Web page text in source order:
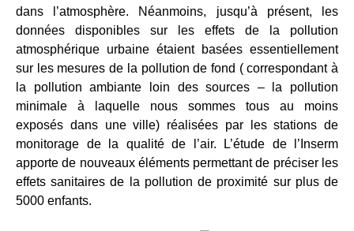
dans l’atmosphère. Néanmoins, jusqu’à présent, les
données disponibles sur les effets de la pollution
atmosphérique urbaine étaient basées essentiellement
sur les mesures de la pollution de fond ( correspondant à
la pollution ambiante loin des sources – la pollution
minimale à laquelle nous sommes tous au moins
exposés dans une ville) réalisées par les stations de
monitorage de la qualité de l’air. L’étude de l’Inserm
apporte de nouveaux éléments permettant de préciser les
effets sanitaires de la pollution de proximité sur plus de
5000 enfants.